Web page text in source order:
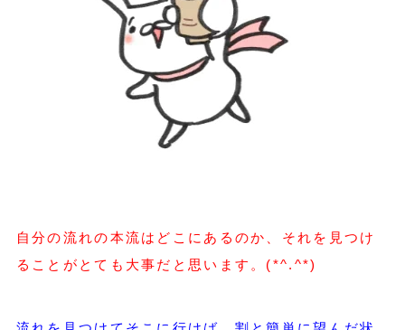
自分の流れの本流はどこにあるのか、それを見つけ
ることがとても大事だと思います。(*^.^*)